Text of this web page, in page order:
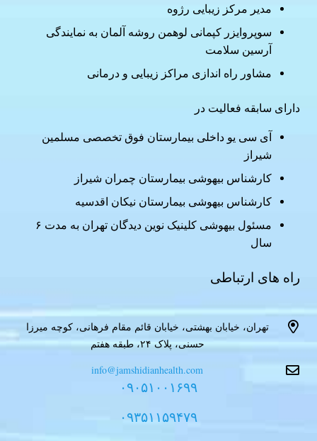
مدیر مرکز زیبایی رژوه
سوپروایزر کپمانی لوهمن روشه آلمان به نمایندگی
آرسین سلامت
مشاور راه اندازی مراکز زیبایی و درمانی
دارای سابقه فعالیت در
آی سی یو داخلی بیمارستان فوق تخصصی مسلمین
شیراز
کارشناس بیهوشی بیمارستان چمران شیراز
کارشناس بیهوشی بیمارستان نیکان اقدسیه
مسئول بیهوشی کلینیک نوین دیدگان تهران به مدت ۶
سال
راه های ارتباطی
تهران، خیابان بهشتی، خیابان قائم مقام فرهانی، کوچه میرزا
حسنی، پلاک ۲۴، طبقه هفتم
info@jamshidianhealth.com
۰۹۰۵۱۰۰۱۶۹۹
۰۹۳۵۱۱۵۹۴۷۹